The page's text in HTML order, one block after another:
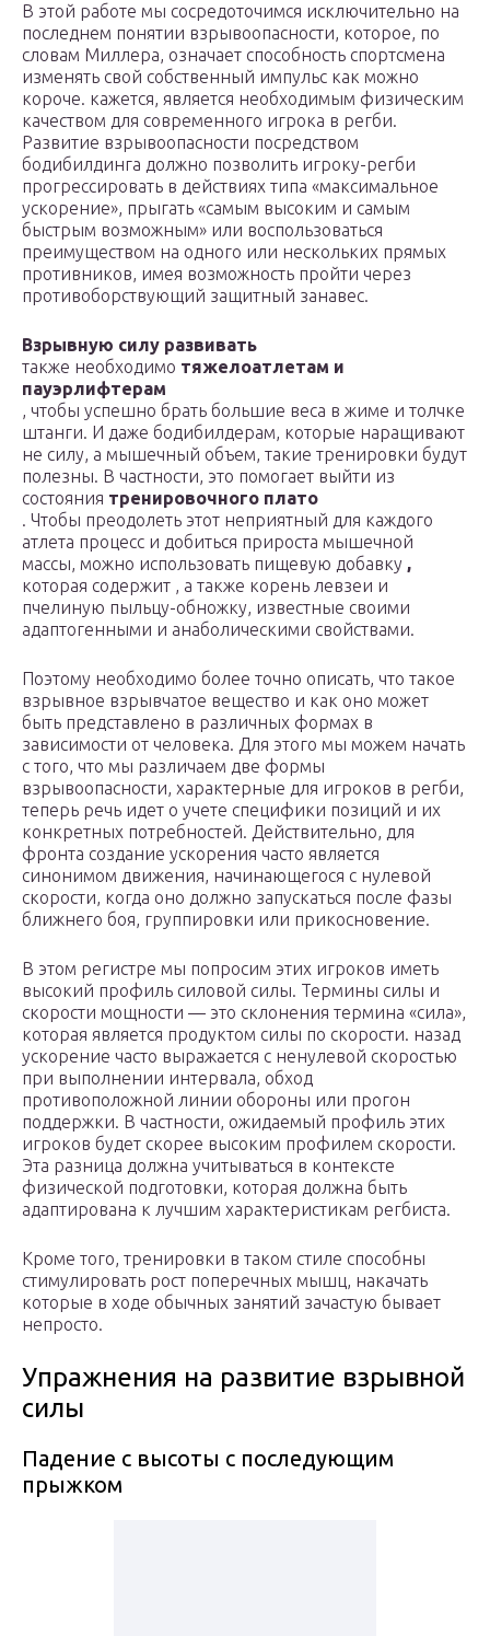
В этой работе мы сосредоточимся исключительно на
последнем понятии взрывоопасности, которое, по
словам Миллера, означает способность спортсмена
изменять свой собственный импульс как можно
короче. кажется, является необходимым физическим
качеством для современного игрока в регби.
Развитие взрывоопасности посредством
бодибилдинга должно позволить игроку-регби
прогрессировать в действиях типа «максимальное
ускорение», прыгать «самым высоким и самым
быстрым возможным» или воспользоваться
преимуществом на одного или нескольких прямых
противников, имея возможность пройти через
противоборствующий защитный занавес.
Взрывную силу развивать
также необходимо тяжелоатлетам и
пауэрлифтерам
, чтобы успешно брать большие веса в жиме и толчке
штанги. И даже бодибилдерам, которые наращивают
не силу, а мышечный объем, такие тренировки будут
полезны. В частности, это помогает выйти из
состояния тренировочного плато
. Чтобы преодолеть этот неприятный для каждого
атлета процесс и добиться прироста мышечной
массы, можно использовать пищевую добавку ,
которая содержит , а также корень левзеи и
пчелиную пыльцу-обножку, известные своими
адаптогенными и анаболическими свойствами.
Поэтому необходимо более точно описать, что такое
взрывное взрывчатое вещество и как оно может
быть представлено в различных формах в
зависимости от человека. Для этого мы можем начать
с того, что мы различаем две формы
взрывоопасности, характерные для игроков в регби,
теперь речь идет о учете специфики позиций и их
конкретных потребностей. Действительно, для
фронта создание ускорения часто является
синонимом движения, начинающегося с нулевой
скорости, когда оно должно запускаться после фазы
ближнего боя, группировки или прикосновение.
В этом регистре мы попросим этих игроков иметь
высокий профиль силовой силы. Термины силы и
скорости мощности — это склонения термина «сила»,
которая является продуктом силы по скорости. назад
ускорение часто выражается с ненулевой скоростью
при выполнении интервала, обход
противоположной линии обороны или прогон
поддержки. В частности, ожидаемый профиль этих
игроков будет скорее высоким профилем скорости.
Эта разница должна учитываться в контексте
физической подготовки, которая должна быть
адаптирована к лучшим характеристикам регбиста.
Кроме того, тренировки в таком стиле способны
стимулировать рост поперечных мышц, накачать
которые в ходе обычных занятий зачастую бывает
непросто.
Упражнения на развитие взрывной
силы
Падение с высоты с последующим
прыжком